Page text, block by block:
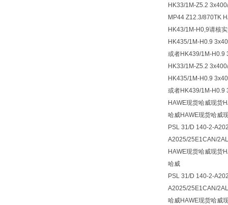
HK33/1M-Z5.2
MP44 Z12.3/870TK
HK43/1M-H0,9请核
HK435/1M-H0.9
或者HK439/1M-H0.9
HK33/1M-Z5.2
HK435/1M-H0.9
或者HK439/1M-H0.9
HAWE现货哈威现货
哈威HAWE现货哈威
PSL 31/D 140-2-
A2025/25E1CAN/
HAWE现货哈威现货
哈威
PSL 31/D 140-2-
A2025/25E1CAN/
哈威HAWE现货哈威